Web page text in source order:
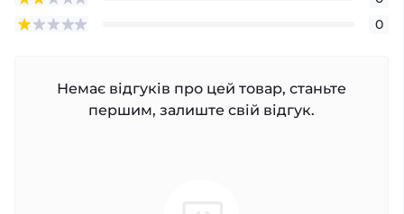
0
Немає відгуків про цей товар, станьте
першим, залиште свій відгук.